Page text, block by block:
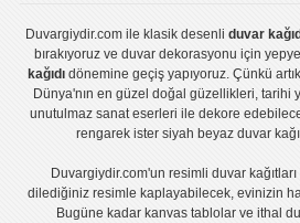
Duvargiydir.comile klasik desenli duvar
bırakıyoruz veduvar dekorasyonu için
kağıdıdönemine geçiş yapıyoruz. Çünkü artık
Dünya'nın en güzel doğal güzellikleri, tarihi
unutulmaz sanat eserleri ile dekore
rengarek ister siyah beyaz duvar
Duvargiydir.com'unresimli duvar kağıtları
dilediğiniz resimle kaplayabilecek, evinizin
Bugüne kadar kanvas tablo lar veithal